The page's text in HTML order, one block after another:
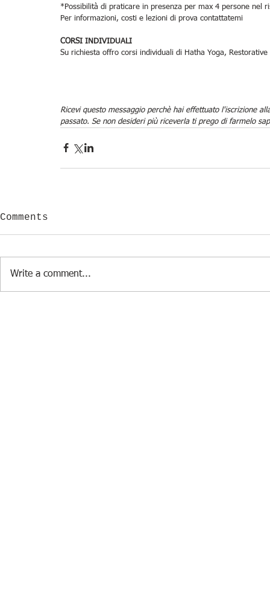
*Possibilità di praticare in presenza per max 4 persone nel
Per informazioni, costi e lezioni di prova contattatemi
CORSI INDIVIDUALI
Su richiesta offro corsi individuali di Hatha Yoga,
Ricevi questo messaggio perchè hai effettuato l'iscrizione
passato. Se non desideri più riceverla ti prego di farmelo
Comments
Write a comment...